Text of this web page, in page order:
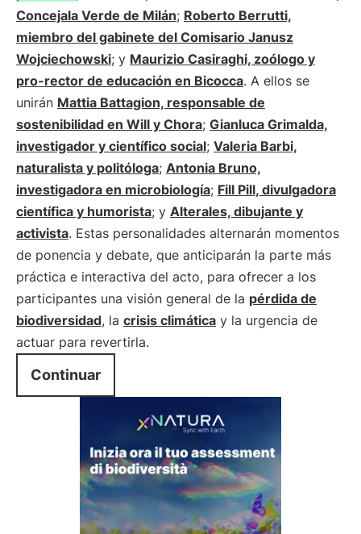
Concejala Verde de Milán; Roberto Berrutti,
miembro del gabinete del Comisario Janusz
Wojciechowski; y Maurizio Casiraghi, zoólogo y
pro-rector de educación en Bicocca. A ellos se
unirán Mattia Battagion, responsable de
sostenibilidad en Will y Chora; Gianluca Grimalda,
investigador y científico social; Valeria Barbi,
naturalista y politóloga; Antonia Bruno,
investigadora en microbiología; Fill Pill, divulgadora
científica y humorista; y Alterales, dibujante y
activista. Estas personalidades alternarán momentos
de ponencia y debate, que anticiparán la parte más
práctica e interactiva del acto, para ofrecer a los
participantes una visión general de la pérdida de
biodiversidad, la crisis climática y la urgencia de
actuar para revertirla.
Continuar